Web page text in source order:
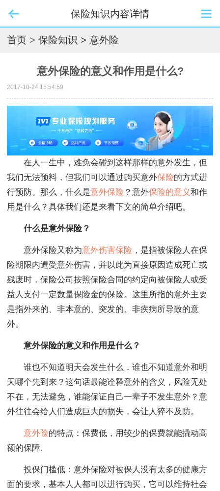
保险知识内容详情
首页 > 保险知识 > 意外险
意外保险的意义和作用是什么?
2017-10-24 15:54:59
在人一生中，难免会碰到这样那样的意外发生，但
我们无法预料，但我们可以通过购买意外保险的方式进
行预防。那么，什么是意外保险 ？意外保险的意义和作
用是什么？具体我们还是来看下文的简单介绍吧。
什么是意外保险？
意外保险又称为意外伤害保险 ，是指被保险人在保
险期限内遭受意外伤害，并以此为直接原因造成死亡或
残废时，保险公司按照保险合同的约定向被保险人或受
益人支付一定数量保险金的保险。这里所指的意外主要
是指外来的、非本意的、突发的、非疾病所导致的意
外。
意外保险的意义和作用是什么？
谁也不知道明天会发生什么，谁也不知道意外和明
天哪个先到来？这句话最能诠释意外的含义，风险无处
不在，无法避免，谁能保证自己一辈子不发生意外？意
外往往会给人们造成巨大的损失，会让人猝不及防。
意外险的特点：保费低，用较少的保费就能撬动高
额的保障.
投保门槛低：意外保险对被保人没有太多的健康方
面的要求，基本人人都可以进行购买，它可以维持社会